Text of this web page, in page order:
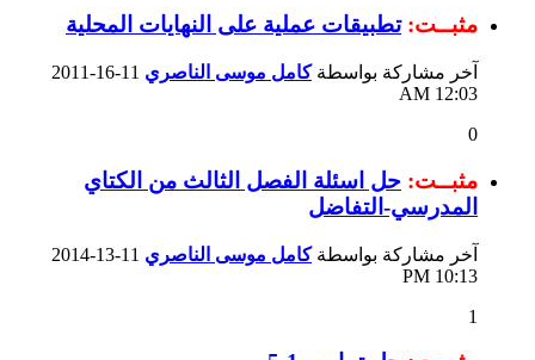
مثبــت: تطبيقات عملية على النهايات المحلية
آخر مشاركة بواسطةكامل موسى الناصري
12:03 AM
0
مثبــت: حل اسئلة الفصل الثالث من الكتاي
المدرسي-التفاضل
آخر مشاركة بواسطةكامل موسى الناصري
10:13 PM
1